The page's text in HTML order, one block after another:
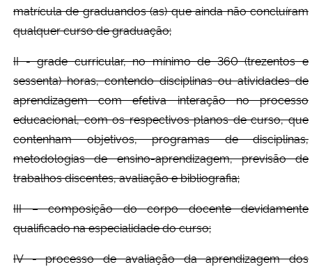
matrícula de graduandos (as) que ainda não concluíram
qualquer curso de graduação;
II - grade curricular, no mínimo de 360 (trezentos e
sessenta) horas, contendo disciplinas ou atividades de
aprendizagem com efetiva interação no processo
educacional, com os respectivos planos de curso, que
contenham objetivos, programas de disciplinas,
metodologias de ensino-aprendizagem, previsão de
trabalhos discentes, avaliação e bibliografia;
III – composição do corpo docente devidamente
qualificado na especialidade do curso;
IV - processo de avaliação da aprendizagem dos